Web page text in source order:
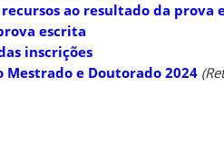
ao resultado da prova
escrita
inscrições
Mestrado e Doutorado 2024